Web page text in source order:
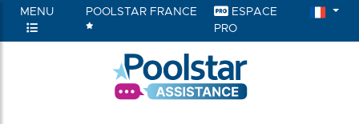
MENU POOLSTAR FRANCE
ESPACE
PRO